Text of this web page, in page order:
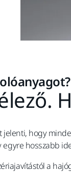
hogy
egyre hosszabb
a